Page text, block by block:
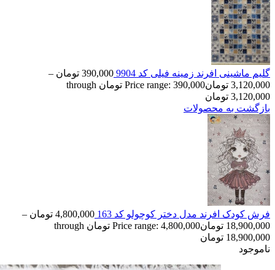
گلیم ماشینی افرند زمینه فیلی کد 9904 390,000 تومان –
3,120,000 تومان
Price range: 390,000 تومان through
3,120,000 تومان
بازگشت به محصولات
فرش کودک افرند مدل دختر کوچولو کد 163 4,800,000 تومان –
18,900,000 تومان
Price range: 4,800,000 تومان through
18,900,000 تومان
ناموجود